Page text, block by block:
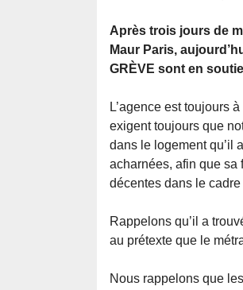
Après trois jours de
Maur Paris,
GRÈVE sont en
L’agence est toujours
exigent toujours que
dans le logement qu’il
acharnées, afin que
décentes dans le
Rappelons qu’il a
au prétexte que le
Nous rappelons que